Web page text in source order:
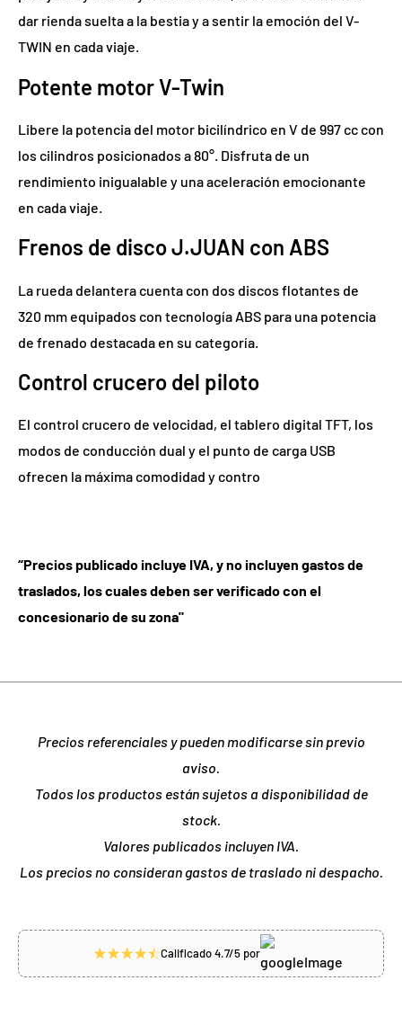
dar rienda suelta a la bestia y a sentir la emoción del V-
TWIN en cada viaje.
Potente motor V-Twin
Libere la potencia del motor bicilíndrico en V de 997 cc con
los cilindros posicionados a 80°. Disfruta de un
rendimiento inigualable y una aceleración emocionante
en cada viaje.
Frenos de disco J.JUAN con ABS
La rueda delantera cuenta con dos discos flotantes de
320 mm equipados con tecnología ABS para una potencia
de frenado destacada en su categoría.
Control crucero del piloto
El control crucero de velocidad, el tablero digital TFT, los
modos de conducción dual y el punto de carga USB
ofrecen la máxima comodidad y contro
“Precios publicado incluye IVA, y no incluyen gastos de
traslados, los cuales deben ser verificado con el
concesionario de su zona"
Precios referenciales y pueden modificarse sin previo
aviso.
Todos los productos están sujetos a disponibilidad de
stock.
Valores publicados incluyen IVA.
Los precios no consideran gastos de traslado ni despacho.
Calificado 4.7/5 por